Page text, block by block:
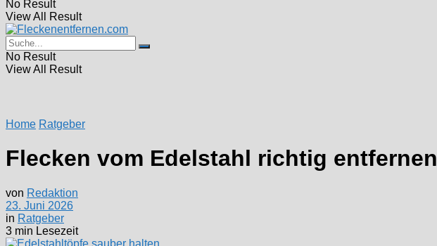
No Result
View All Result
No Result
View All Result
Home Ratgeber
Flecken vom Edelstahl richtig entfernen
von Redaktion
23. Juni 2026
in Ratgeber
3 min Lesezeit